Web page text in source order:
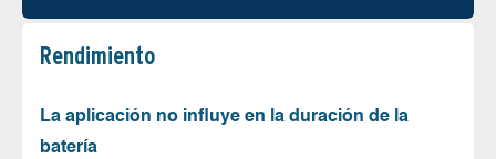
Rendimiento
La aplicación no influye en la duración de la
batería